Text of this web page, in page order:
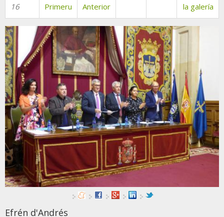
16
Primeru
Anterior
la galería
Efrén d'Andrés